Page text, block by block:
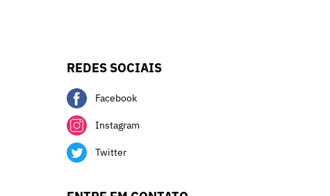
REDES SOCIAIS
Facebook
Instagram
Twitter